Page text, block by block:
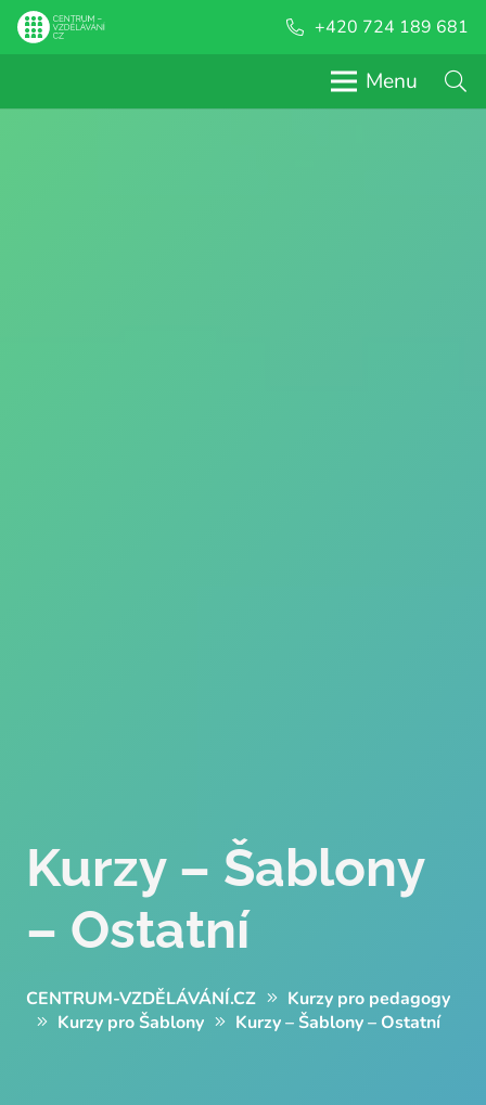
+420 724 189 681
Menu
Kurzy – Šablony
– Ostatní
CENTRUM-VZDĚLÁVÁNÍ.CZ
Kurzy pro pedagogy
Kurzy pro Šablony
Kurzy – Šablony – Ostatní